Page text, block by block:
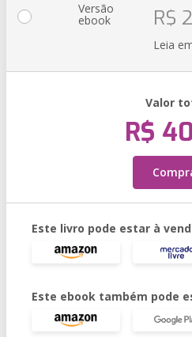
Versão
ebook R$
Leia
Valor
R$
Este livro pode estar à
Este ebook também pode